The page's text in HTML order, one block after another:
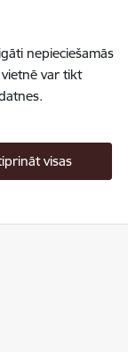
nepieciešamās
var tikt
visas